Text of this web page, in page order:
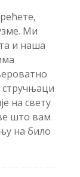
Ми
и наша
на свету
што вам
на било